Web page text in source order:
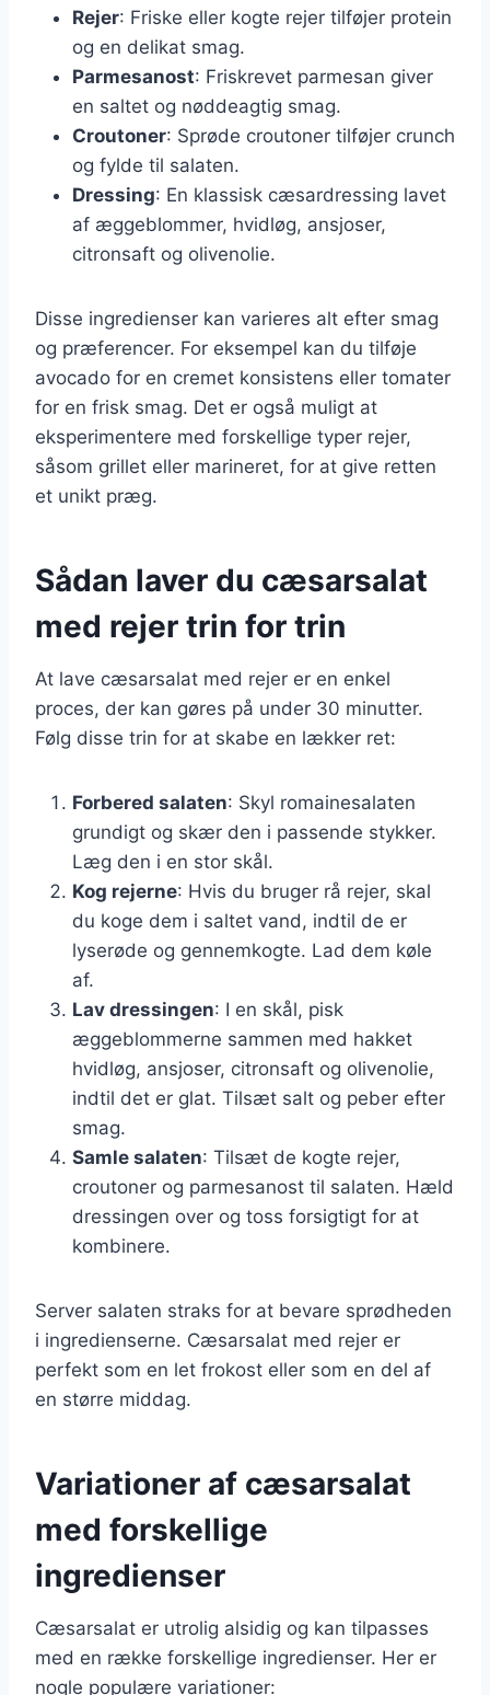
Rejer: Friske eller kogte rejer tilføjer protein
og en delikat smag.
Parmesanost: Friskrevet parmesan giver
en saltet og nøddeagtig smag.
Croutoner: Sprøde croutoner tilføjer crunch
og fylde til salaten.
Dressing: En klassisk cæsardressing lavet
af æggeblommer, hvidløg, ansjoser,
citronsaft og olivenolie.
Disse ingredienser kan varieres alt efter smag
og præferencer. For eksempel kan du tilføje
avocado for en cremet konsistens eller tomater
for en frisk smag. Det er også muligt at
eksperimentere med forskellige typer rejer,
såsom grillet eller marineret, for at give retten
et unikt præg.
Sådan laver du cæsarsalat
med rejer trin for trin
At lave cæsarsalat med rejer er en enkel
proces, der kan gøres på under 30 minutter.
Følg disse trin for at skabe en lækker ret:
Forbered salaten: Skyl romainesalaten
grundigt og skær den i passende stykker.
Læg den i en stor skål.
Kog rejerne: Hvis du bruger rå rejer, skal
du koge dem i saltet vand, indtil de er
lyserøde og gennemkogte. Lad dem køle
af.
Lav dressingen: I en skål, pisk
æggeblommerne sammen med hakket
hvidløg, ansjoser, citronsaft og olivenolie,
indtil det er glat. Tilsæt salt og peber efter
smag.
Samle salaten: Tilsæt de kogte rejer,
croutoner og parmesanost til salaten. Hæld
dressingen over og toss forsigtigt for at
kombinere.
Server salaten straks for at bevare sprødheden
i ingredienserne. Cæsarsalat med rejer er
perfekt som en let frokost eller som en del af
en større middag.
Variationer af cæsarsalat
med forskellige
ingredienser
Cæsarsalat er utrolig alsidig og kan tilpasses
med en række forskellige ingredienser. Her er
nogle populære variationer: